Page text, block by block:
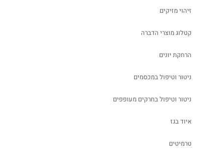
זיהוי מזיקים
קטלוג מוצרי הדברה
הרחקת יונים
ניטור וטיפול במכסמים
ניטור וטיפול בחרקים מעופפים
איוד בגז
טרמיטים